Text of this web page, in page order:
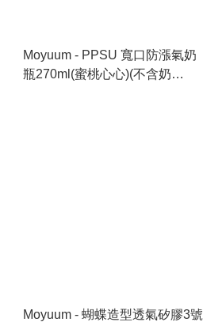
Moyuum - PPSU 寬口防漲氣奶
瓶270ml(蜜桃心心)(不含奶
Moyuum - 蝴蝶造型透氣矽膠3號